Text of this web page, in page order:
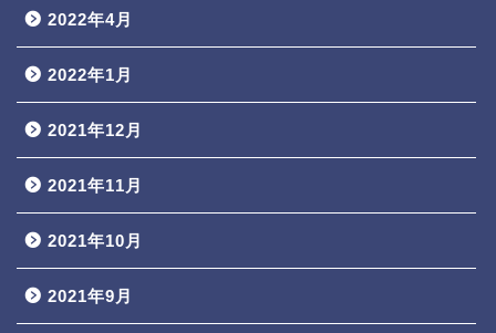
2022年4月
2022年1月
2021年12月
2021年11月
2021年10月
2021年9月